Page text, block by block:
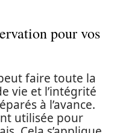
pour vos
faire toute la
vie et l’intégrité
à l’avance.
utilisée pour